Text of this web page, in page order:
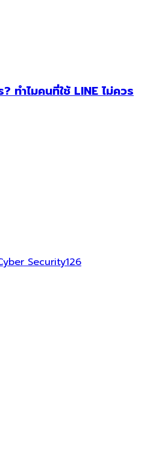
ทำไมคนที่ใช้ LINE ไม่ควร
Security126